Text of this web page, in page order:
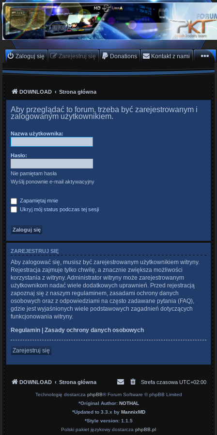
PKTeam - Polish Koders
Team
Hyperion, Enigma, E2, PKT, listy kanałów, oscam
Zaloguj się Zarejestruj się Donations Kontakt z nami
DOWNLOAD Strona główna
Aby przeglądać to forum, trzeba być zarejestrowanym i
zalogowanym użytkownikiem.
Nazwa użytkownika:
Hasło:
Nie pamiętam hasła
Wyślij ponownie e-mail aktywacyjny
Zapamiętaj mnie
Ukryj mój status podczas tej sesji
ZAREJESTRUJ SIĘ
Aby zalogować się, musisz być zarejestrowanym użytkownikiem witryny.
Rejestracja zajmuje tylko chwilę, a znacznie zwiększa możliwości
korzystania z witryny. Administrator witryny może zarejestrowanym
użytkownikom nadać wiele dodatkowych uprawnień. Przed rejestracją
zapoznaj się z naszym regulaminem, zasadami ochrony danych
osobowych oraz z odpowiedziami na często zadawane pytania (FAQ),
gdzie jest wyjaśnionych wiele podstawowych zagadnień dotyczących
funkcjonowania witryny.
Regulamin | Zasady ochrony danych osobowych
Zarejestruj się
DOWNLOAD Strona główna Strefa czasowa UTC+02:00
Technologię dostarcza phpBB® Forum Software © phpBB Limited
*Original Author: NOTHAL
*Updated to 3.3.x by MannixMD
*Style version: 1.1.5
Polski pakiet językowy dostarcza phpBB.pl